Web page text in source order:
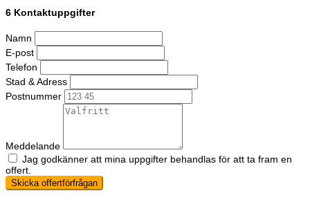
6 Kontaktuppgifter
Namn
E-post
Telefon
Stad & Adress
Postnummer
Meddelande
Jag godkänner att mina uppgifter behandlas för att ta fram en
offert.
Skicka offertförfrågan